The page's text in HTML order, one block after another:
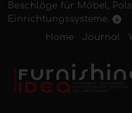
Beschläge für Möbel,
Einrichtungssysteme.
Home
Journal